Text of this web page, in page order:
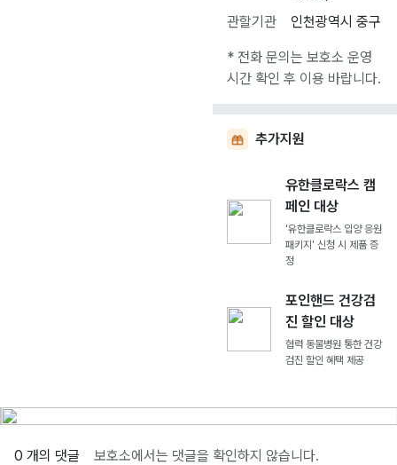
관할기관
인천광역시 중구
* 전화 문의는 보호소 운영
시간 확인 후 이용 바랍니다.
추가지원
유한클로락스 캠
페인 대상
'유한클로락스 입양 응원
패키지' 신청 시 제품 증
정
포인핸드 건강검
진 할인 대상
협력 동물병원 통한 건강
검진 할인 혜택 제공
0 개의 댓글 보호소에서는 댓글을 확인하지 않습니다.